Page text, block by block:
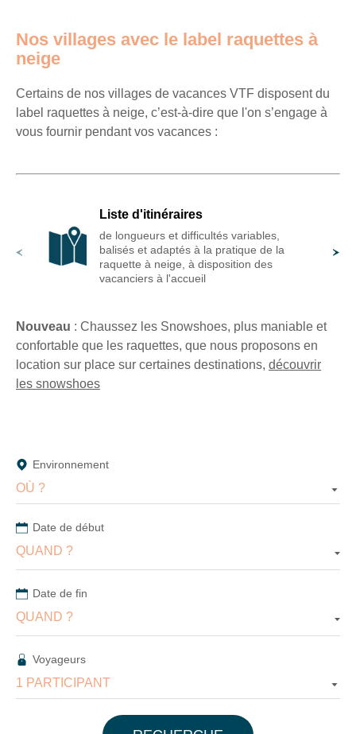
Nos villages avec le label raquettes à
neige
Certains de nos villages de vacances VTF disposent du
label raquettes à neige, c’est-à-dire que l'on s’engage à
vous fournir pendant vos vacances :
Liste d'itinéraires
de longueurs et difficultés variables,
balisés et adaptés à la pratique de la
raquette à neige, à disposition des
vacanciers à l'accueil
Nouveau : Chaussez les Snowshoes, plus maniable et
confortable que les raquettes, que nous proposons en
location sur place sur certaines destinations, découvrir
les snowshoes
Environnement
OÙ ?
Date de début
QUAND ?
Date de fin
QUAND ?
Voyageurs
1 PARTICIPANT
ou
conseils
prochaines
En
vous
acceptez
de
la
newsletter
Vous
vous
désinscrire
à
moment
à